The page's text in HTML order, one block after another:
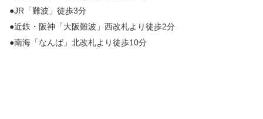
●JR「難波」徒歩3分
●近鉄・阪神「大阪難波」西改札より徒歩2分
●南海「なんば」北改札より徒歩10分